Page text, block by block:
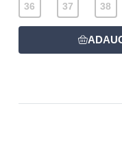
36 37 38